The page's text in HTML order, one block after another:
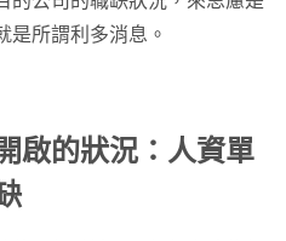
是所謂利多消息。
啟的狀況：人資單